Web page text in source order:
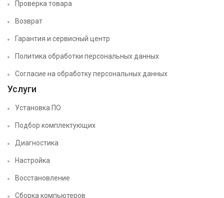
Проверка товара
Возврат
Гарантия и сервисный центр
Политика обработки персональных данных
Согласие на обработку персональных данных
Услуги
Установка ПО
Подбор комплектующих
Диагностика
Настройка
Восстановление
Сборка компьютеров